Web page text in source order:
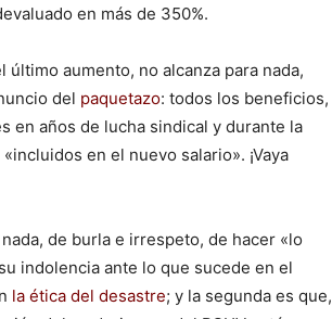
en más de 350%.
aumento, no alcanza para nada,
del paquetazo: todos los beneficios,
en años de lucha sindical y durante la
en el nuevo salario». ¡Vaya
de burla e irrespeto, de hacer «lo
indolencia ante lo que sucede en el
la ética del desastre; y la segunda es que,